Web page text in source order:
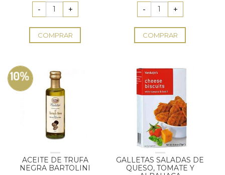
COMPRAR
era:
4,62 €.
COMPRAR
10%
ACEITE DE TRUFA
NEGRA BARTOLINI
GALLETAS SALADAS DE
QUESO, TOMATE Y